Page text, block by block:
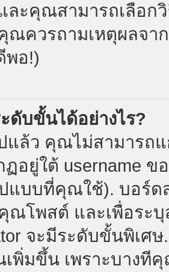
ละคุณสามารถเลือก
ณควรถามเหตุผลจา
พอ!)
ดับขั้นได้อย่างไร?
แล้ว คุณไม่สามารถ
ฏอยู่ใต้ username
แบบที่คุณใช้). บอร์ด
โพสต์ และเพื่อระบุ
จะมีระดับขั้นพิเศ
พิ่มขึ้น เพราะบางที